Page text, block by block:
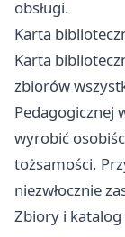
obsługi.
Karta
Karta
zbiorów
Pedagogicznej
wyrobić
tożsamości.
niezwłocznie
Zbiory i